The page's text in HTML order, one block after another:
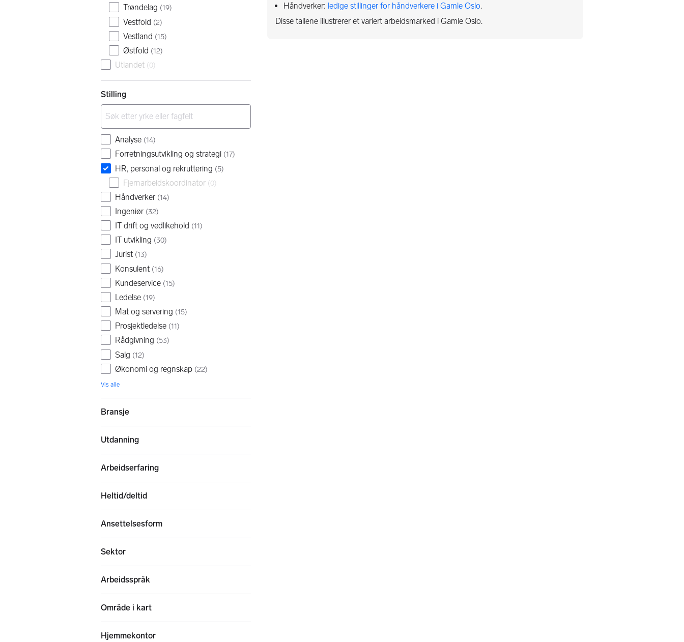
Trøndelag (19)
Vestfold (2)
Vestland (15)
Østfold (12)
Utlandet (0)
Stilling
Analyse (14)
Forretningsutvikling og strategi (17)
HR, personal og rekruttering (5)
Fjernarbeidskoordinator (0)
Håndverker (14)
Ingeniør (32)
IT drift og vedlikehold (11)
IT utvikling (30)
Jurist (13)
Konsulent (16)
Kundeservice (15)
Ledelse (19)
Mat og servering (15)
Prosjektledelse (11)
Rådgivning (53)
Salg (12)
Økonomi og regnskap (22)
Vis alle
Bransje
Utdanning
Arbeidserfaring
Heltid/deltid
Ansettelsesform
Sektor
Arbeidsspråk
Område i kart
Hjemmekontor
Håndverker: ledige stillinger for håndverkere i Gamle Oslo.
Disse tallene illustrerer et variert arbeidsmarked i Gamle Oslo.